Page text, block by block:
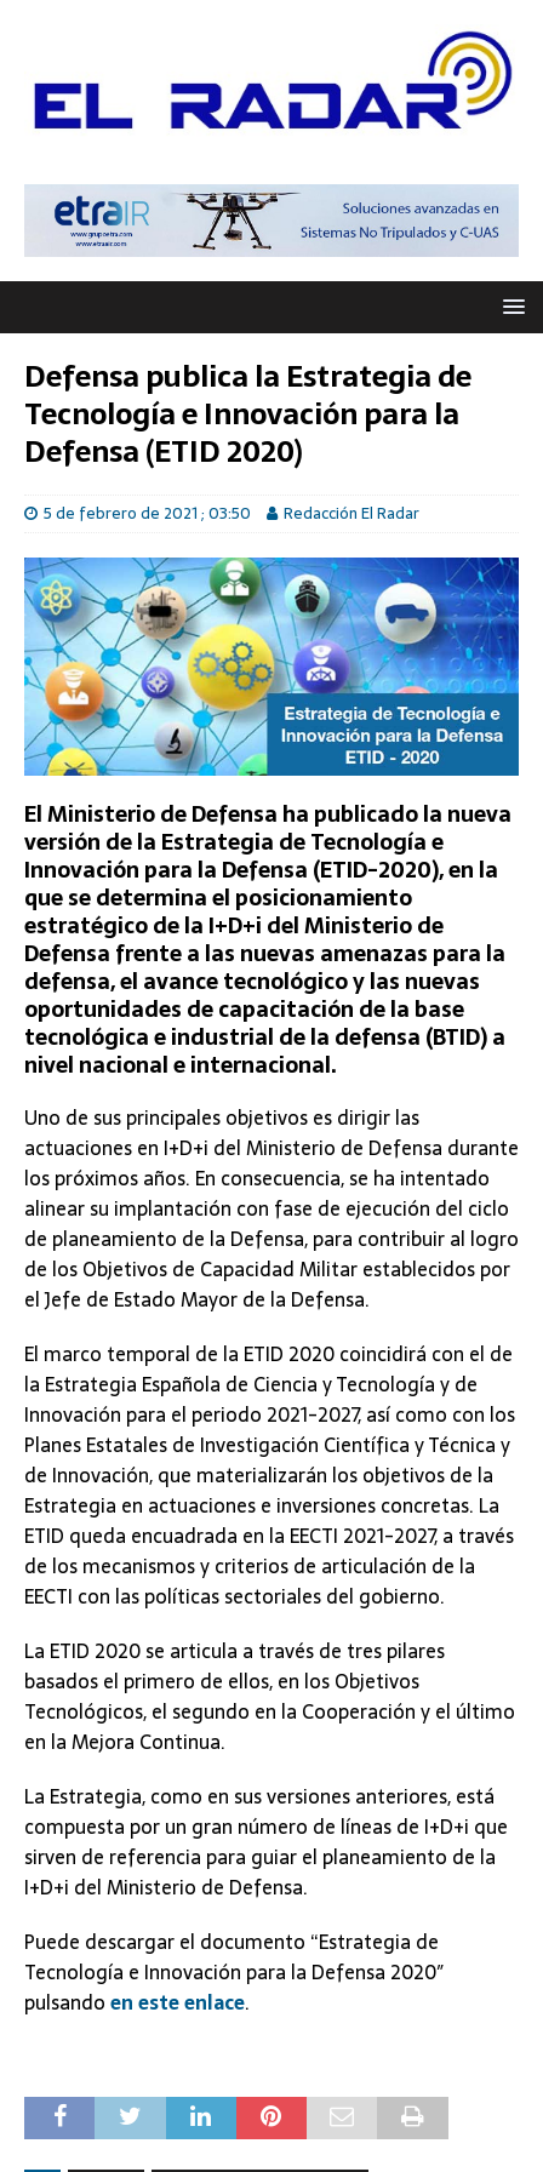
Defensa publica la Estrategia de
Tecnología e Innovación para la
Defensa (ETID 2020)
5 de febrero de 2021 ; 03:50 Redacción El Radar
El Ministerio de Defensa ha publicado la nueva
versión de la Estrategia de Tecnología e
Innovación para la Defensa (ETID-2020), en la
que se determina el posicionamiento
estratégico de la I+D+i del Ministerio de
Defensa frente a las nuevas amenazas para la
defensa, el avance tecnológico y las nuevas
oportunidades de capacitación de la base
tecnológica e industrial de la defensa (BTID) a
nivel nacional e internacional.
Uno de sus principales objetivos es dirigir las
actuaciones en I+D+i del Ministerio de Defensa durante
los próximos años. En consecuencia, se ha intentado
alinear su implantación con fase de ejecución del ciclo
de planeamiento de la Defensa, para contribuir al logro
de los Objetivos de Capacidad Militar establecidos por
el Jefe de Estado Mayor de la Defensa.
El marco temporal de la ETID 2020 coincidirá con el de
la Estrategia Española de Ciencia y Tecnología y de
Innovación para el periodo 2021-2027, así como con los
Planes Estatales de Investigación Científica y Técnica y
de Innovación, que materializarán los objetivos de la
Estrategia en actuaciones e inversiones concretas. La
ETID queda encuadrada en la EECTI 2021-2027, a través
de los mecanismos y criterios de articulación de la
EECTI con las políticas sectoriales del gobierno.
La ETID 2020 se articula a través de tres pilares
basados el primero de ellos, en los Objetivos
Tecnológicos, el segundo en la Cooperación y el último
en la Mejora Continua.
La Estrategia, como en sus versiones anteriores, está
compuesta por un gran número de líneas de I+D+i que
sirven de referencia para guiar el planeamiento de la
I+D+i del Ministerio de Defensa.
Puede descargar el documento “Estrategia de
Tecnología e Innovación para la Defensa 2020″
pulsandoen este enlace.